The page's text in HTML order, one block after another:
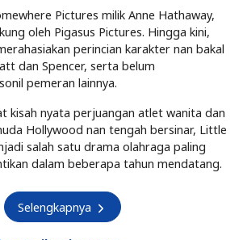
Pictures milik Anne Hathaway,
oleh Pigasus Pictures. Hingga kini,
perincian karakter nan bakal
dan Spencer, serta belum
pemeran lainnya.
kisah nyata perjuangan atlet wanita dan
Hollywood nan tengah bersinar, Little
salah satu drama olahraga paling
dalam beberapa tahun mendatang.
Selengkapnya